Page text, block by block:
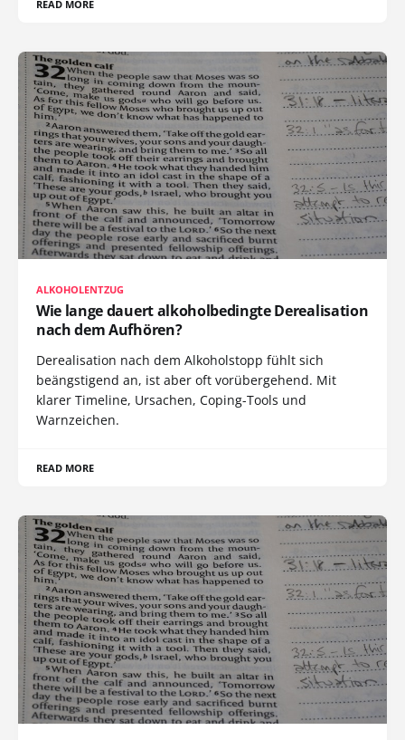
READ MORE
ALKOHOLENTZUG
Wie lange dauert alkoholbedingte Derealisation
nach dem Aufhören?
Derealisation nach dem Alkoholstopp fühlt sich
beängstigend an, ist aber oft vorübergehend. Mit
klarer Timeline, Ursachen, Coping-Tools und
Warnzeichen.
READ MORE